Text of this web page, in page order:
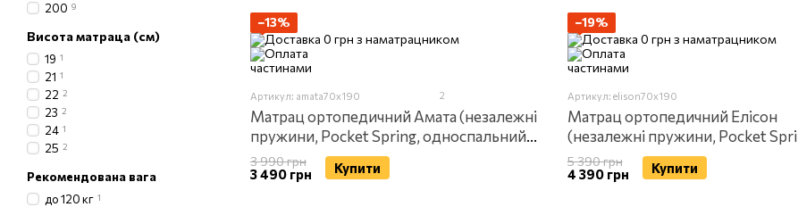
−13%
Артикул: amata70x190 2
Матрац ортопедичний Амата (незалежні
пружини, Pocket Spring, односпальний,
70 × 190 см) Akant
3 990 грн
3 490 грн Купити
−19%
Артикул: elison70x190
Матрац ортопедичний Елісон
(незалежні пружини, Pocket
односпальний, 70 × 190 см) Akant
5 390 грн
4 390 грн Купити
200 9
Висота матраца (см)
19 1
21 1
22 2
23 2
24 1
25 2
Рекомендована вага
до 120 кг 1